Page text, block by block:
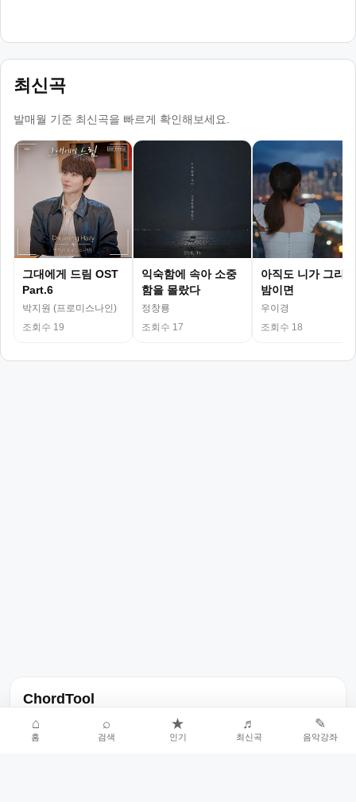
최신곡
발매월 기준 최신곡을 빠르게 확인해보세요.
그대에게 드림 OST
Part.6
박지원 (프로미스나인)
조회수 19
익숙함에 속아 소중
함을 몰랐다
정창룡
조회수 17
아직도 니가 그리운
밤이면
우이경
조회수 18
ChordTool
노래 가사, 곡 정보, 코드, 악보를 한곳에서 찾을 수 있는 음악 정보
서비스입니다.
⌂
홈
⌕
검색
★
인기
♬
최신곡
✎
음악강좌